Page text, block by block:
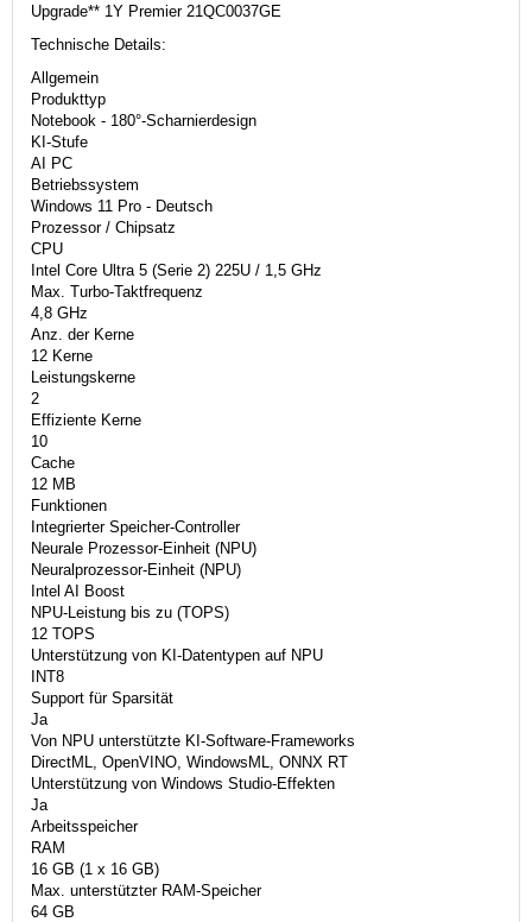
Upgrade** 1Y Premier 21QC0037GE
Technische Details:
Allgemein
Produkttyp
Notebook - 180°-Scharnierdesign
KI-Stufe
AI PC
Betriebssystem
Windows 11 Pro - Deutsch
Prozessor / Chipsatz
CPU
Intel Core Ultra 5 (Serie 2) 225U / 1,5 GHz
Max. Turbo-Taktfrequenz
4,8 GHz
Anz. der Kerne
12 Kerne
Leistungskerne
2
Effiziente Kerne
10
Cache
12 MB
Funktionen
Integrierter Speicher-Controller
Neurale Prozessor-Einheit (NPU)
Neuralprozessor-Einheit (NPU)
Intel AI Boost
NPU-Leistung bis zu (TOPS)
12 TOPS
Unterstützung von KI-Datentypen auf NPU
INT8
Support für Sparsität
Ja
Von NPU unterstützte KI-Software-Frameworks
DirectML, OpenVINO, WindowsML, ONNX RT
Unterstützung von Windows Studio-Effekten
Ja
Arbeitsspeicher
RAM
16 GB (1 x 16 GB)
Max. unterstützter RAM-Speicher
64 GB